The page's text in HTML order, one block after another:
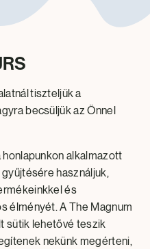
tiszteljük a
becsüljük az Önnel
alkalmazott
használjuk,
és
élményét. A The Magnum
sütik lehetővé teszik
nekünk megérteni,